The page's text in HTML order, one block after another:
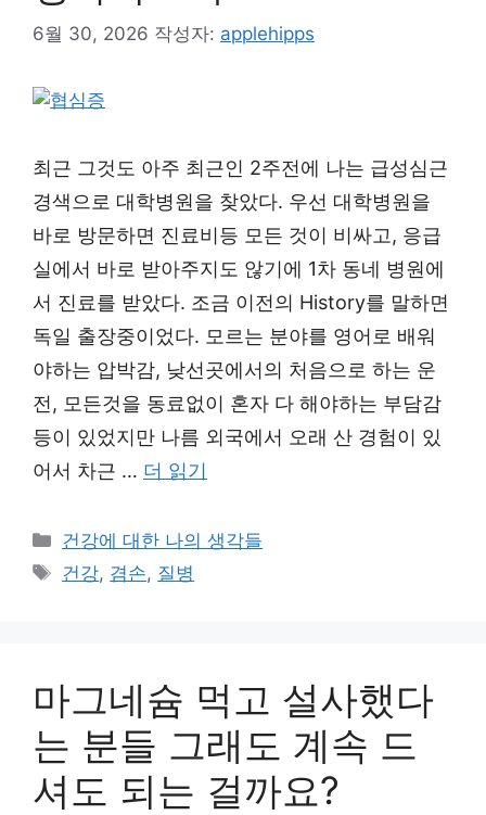
6월 30, 2026 작성자: applehipps
최근 그것도 아주 최근인 2주전에 나는 급성심근
경색으로 대학병원을 찾았다. 우선 대학병원을
바로 방문하면 진료비등 모든 것이 비싸고, 응급
실에서 바로 받아주지도 않기에 1차 동네 병원에
서 진료를 받았다. 조금 이전의 History를 말하면
독일 출장중이었다. 모르는 분야를 영어로 배워
야하는 압박감, 낮선곳에서의 처음으로 하는 운
전, 모든것을 동료없이 혼자 다 해야하는 부담감
등이 있었지만 나름 외국에서 오래 산 경험이 있
어서 차근 … 더 읽기
카
테
건강에 대한 나의 생각들
태
건강, 겸손, 질병
마그네슘 먹고 설사했다
는 분들 그래도 계속 드
셔도 되는 걸까요?